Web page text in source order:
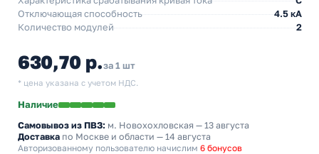
Отключающая способность
4.5 кА
Количество модулей
2
630,70 р.за 1 шт
* цена указана с учетом НДС.
Наличие
Самовывоз из ПВЗ: м. Новохохловская — 13 августа
Доставка по Москве и области — 14 августа
Авторизованному пользователю начислим 6 бонусов